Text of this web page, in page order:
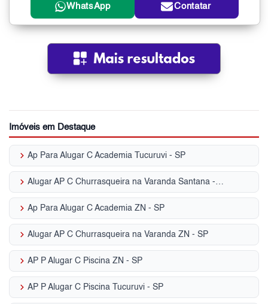
WhatsApp Contatar
Imóveis em Destaque
keyboard_arrow_right Ap Para Alugar C Academia Tucuruvi - SP
keyboard_arrow_right Alugar AP C Churrasqueira na Varanda Santana - SP
keyboard_arrow_right Ap Para Alugar C Academia ZN - SP
keyboard_arrow_right Alugar AP C Churrasqueira na Varanda ZN - SP
keyboard_arrow_right AP P Alugar C Piscina ZN - SP
keyboard_arrow_right AP P Alugar C Piscina Tucuruvi - SP